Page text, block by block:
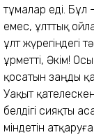
тұмалар еді.
емес, ұлттық
ұлт жүрегіндегі
Құрметті, Әкім!
қосатын заңды
Уақыт
белдігі сияқты
міндетін